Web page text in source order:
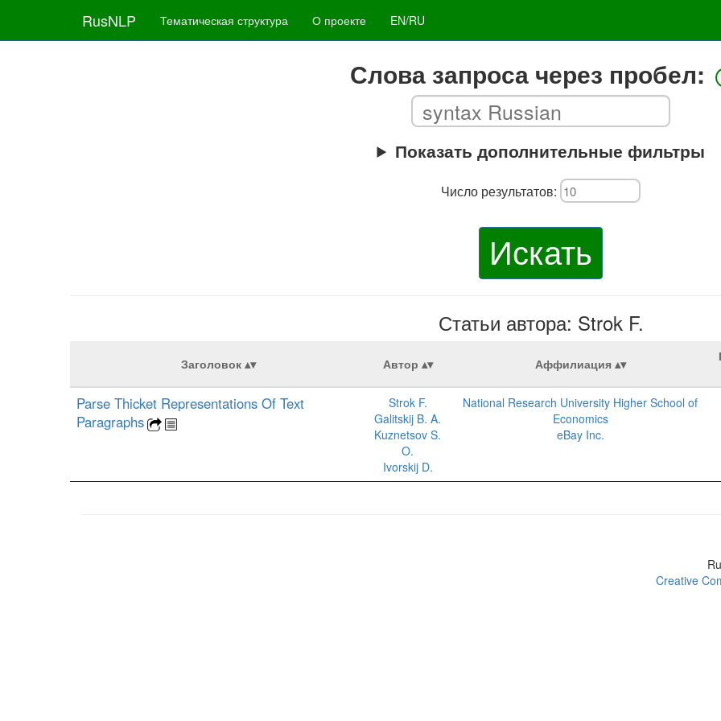
RusNLP Тематическая структура О проекте EN/RU
Слова запроса через пробел:
Показать дополнительные фильтры
Число результатов:
Искать
Статьи автора: Strok F.
Заголовок Автор Аффилиация
Parse Thicket Representations Of Text
Paragraphs
Strok F.
Galitskij B. A.
Kuznetsov S.
O.
Ivorskij D.
National Research University Higher School of
Economics
eBay Inc.
Creative